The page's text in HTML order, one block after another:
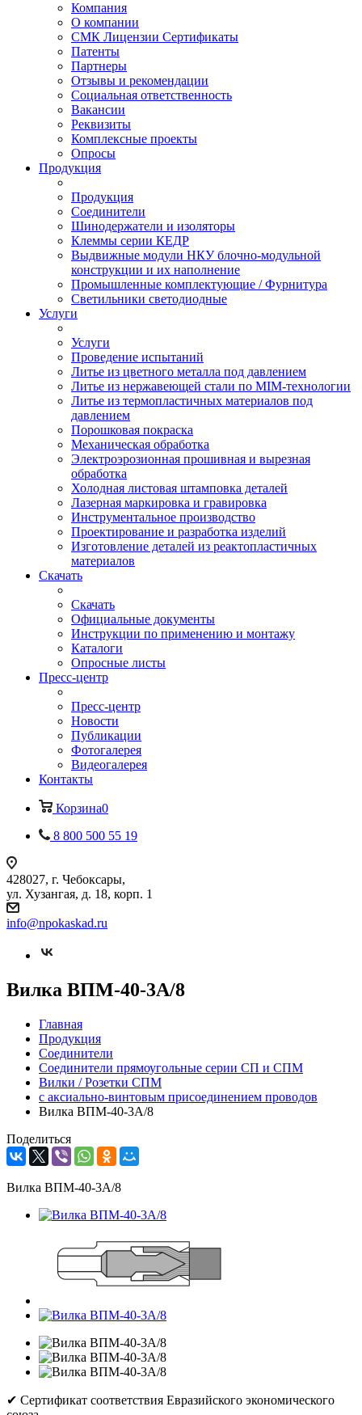
Компания
О компании
СМК Лицензии Сертификаты
Патенты
Партнеры
Отзывы и рекомендации
Социальная ответственность
Вакансии
Реквизиты
Комплексные проекты
Опросы
Продукция
Продукция
Соединители
Шинодержатели и изоляторы
Клеммы серии КЕДР
Выдвижные модули НКУ блочно-модульной
конструкции и их наполнение
Промышленные комплектующие / Фурнитура
Светильники светодиодные
Услуги
Услуги
Проведение испытаний
Литье из цветного металла под давлением
Литье из нержавеющей стали по MIM-технологии
Литье из термопластичных материалов под
давлением
Порошковая покраска
Механическая обработка
Электроэрозионная прошивная и вырезная
обработка
Холодная листовая штамповка деталей
Лазерная маркировка и гравировка
Инструментальное производство
Проектирование и разработка изделий
Изготовление деталей из реактопластичных
материалов
Скачать
Скачать
Официальные документы
Инструкции по применению и монтажу
Каталоги
Опросные листы
Пресс-центр
Пресс-центр
Новости
Публикации
Фотогалерея
Видеогалерея
Контакты
Корзина0
8 800 500 55 19
428027, г. Чебоксары,
ул. Хузангая, д. 18, корп. 1
info@npokaskad.ru
Вилка ВПМ-40-3А/8
Главная
Продукция
Соединители
Соединители прямоугольные серии СП и СПМ
Вилки / Розетки СПМ
с аксиально-винтовым присоединением проводов
Вилка ВПМ-40-3А/8
Поделиться
Вилка ВПМ-40-3А/8
✔ Сертификат соответствия Евразийского экономического